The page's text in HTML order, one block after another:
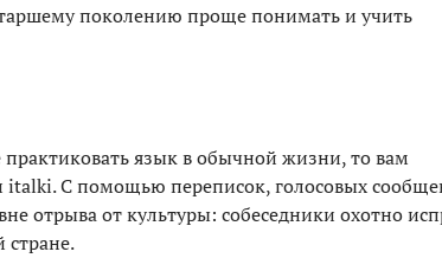
поколению проще понимать и учить
язык в обычной жизни, то вам
С помощью переписок, голосовых
отрыва от культуры: собеседники охотно
стране.